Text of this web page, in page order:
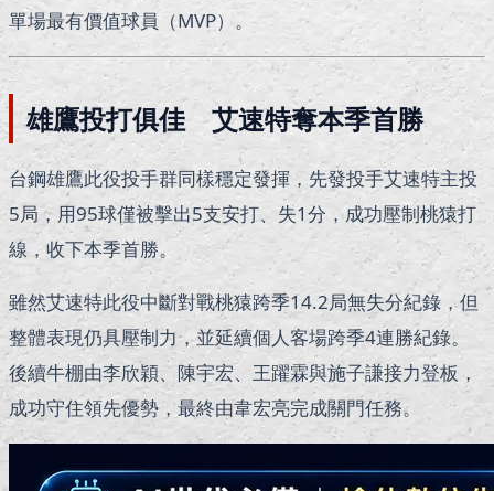
單場最有價值球員（MVP）。
雄鷹投打俱佳 艾速特奪本季首勝
台鋼雄鷹此役投手群同樣穩定發揮，先發投手艾速特主投
5局，用95球僅被擊出5支安打、失1分，成功壓制桃猿打
線，收下本季首勝。
雖然艾速特此役中斷對戰桃猿跨季14.2局無失分紀錄，但
整體表現仍具壓制力，並延續個人客場跨季4連勝紀錄。
後續牛棚由李欣穎、 陳宇宏、王躍霖與施子謙接力登板，
成功守住領先優勢，最終由韋宏亮完成關門任務。